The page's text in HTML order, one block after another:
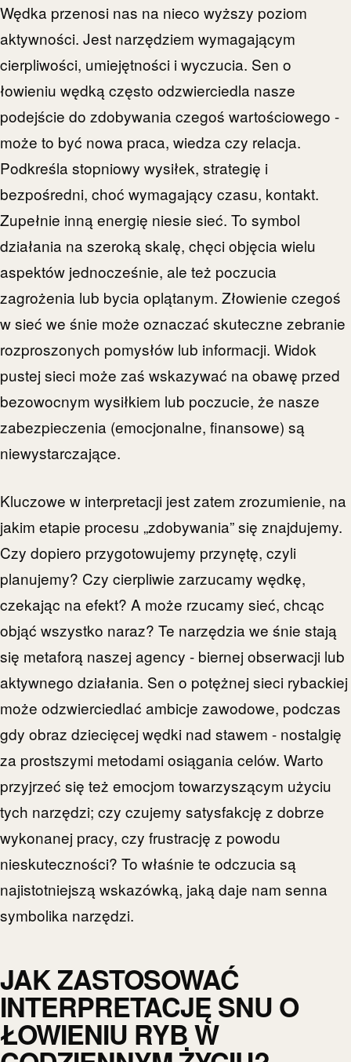
Wędka przenosi nas na nieco wyższy poziom
aktywności. Jest narzędziem wymagającym
cierpliwości, umiejętności i wyczucia. Sen o
łowieniu wędką często odzwierciedla nasze
podejście do zdobywania czegoś wartościowego -
może to być nowa praca, wiedza czy relacja.
Podkreśla stopniowy wysiłek, strategię i
bezpośredni, choć wymagający czasu, kontakt.
Zupełnie inną energię niesie sieć. To symbol
działania na szeroką skalę, chęci objęcia wielu
aspektów jednocześnie, ale też poczucia
zagrożenia lub bycia oplątanym. Złowienie czegoś
w sieć we śnie może oznaczać skuteczne zebranie
rozproszonych pomysłów lub informacji. Widok
pustej sieci może zaś wskazywać na obawę przed
bezowocnym wysiłkiem lub poczucie, że nasze
zabezpieczenia (emocjonalne, finansowe) są
niewystarczające.
Kluczowe w interpretacji jest zatem zrozumienie, na
jakim etapie procesu „zdobywania” się znajdujemy.
Czy dopiero przygotowujemy przynętę, czyli
planujemy? Czy cierpliwie zarzucamy wędkę,
czekając na efekt? A może rzucamy sieć, chcąc
objąć wszystko naraz? Te narzędzia we śnie stają
się metaforą naszej agency - biernej obserwacji lub
aktywnego działania. Sen o potężnej sieci rybackiej
może odzwierciedlać ambicje zawodowe, podczas
gdy obraz dziecięcej wędki nad stawem - nostalgię
za prostszymi metodami osiągania celów. Warto
przyjrzeć się też emocjom towarzyszącym użyciu
tych narzędzi; czy czujemy satysfakcję z dobrze
wykonanej pracy, czy frustrację z powodu
nieskuteczności? To właśnie te odczucia są
najistotniejszą wskazówką, jaką daje nam senna
symbolika narzędzi.
JAK ZASTOSOWAĆ
INTERPRETACJĘ SNU O
ŁOWIENIU RYB W